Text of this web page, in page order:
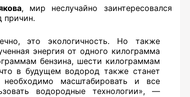
, мир неслучайно заинтересовался
причин.
это экологичность. Но также
энергия от одного килограмма
бензина, шести килограммам
в будущем водород также станет
масштабировать и все
водородные технологии», —